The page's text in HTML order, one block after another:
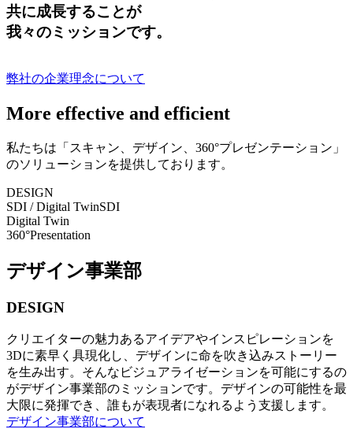
共に成長することが
我々のミッションです。
弊社の企業理念について
More effective and efficient
私たちは「スキャン、デザイン、360°プレゼンテーション」
のソリューションを提供しております。
DESIGN
SDI / Digital TwinSDI
Digital Twin
360°Presentation
デザイン事業部
DESIGN
クリエイターの魅力あるアイデアやインスピレーションを
3Dに素早く具現化し、デザインに命を吹き込みストーリー
を生み出す。そんなビジュアライゼーションを可能にするの
がデザイン事業部のミッションです。デザインの可能性を最
大限に発揮でき、誰もが表現者になれるよう支援します。
デザイン事業部について